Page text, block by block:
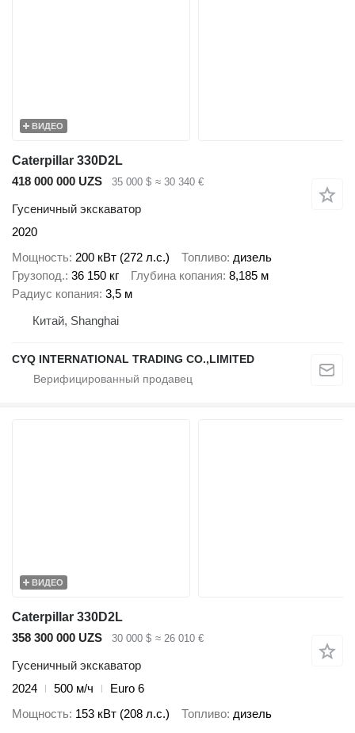
ВИДЕО
Caterpillar 330D2L
418 000 000 UZS
35 000 $ ≈ 30 340 €
Гусеничный экскаватор
2020
Мощность 200 кВт (272 л.с.) Топливо дизель
Грузопод. 36 150 кг Глубина копания 8,185 м
Радиус копания 3,5 м
Китай, Shanghai
CYQ INTERNATIONAL TRADING CO.,LIMITED
ВИДЕО
Caterpillar 330D2L
358 300 000 UZS
30 000 $ ≈ 26 010 €
Гусеничный экскаватор
2024
500 м/ч
Euro 6
Мощность 153 кВт (208 л.с.) Топливо дизель